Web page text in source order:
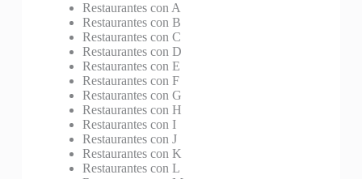
Restaurantes con A
Restaurantes con B
Restaurantes con C
Restaurantes con D
Restaurantes con E
Restaurantes con F
Restaurantes con G
Restaurantes con H
Restaurantes con I
Restaurantes con J
Restaurantes con K
Restaurantes con L